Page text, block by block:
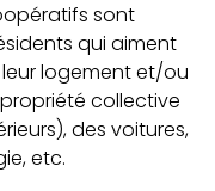
sont
qui aiment
logement et/ou
collective
des voitures,
etc.